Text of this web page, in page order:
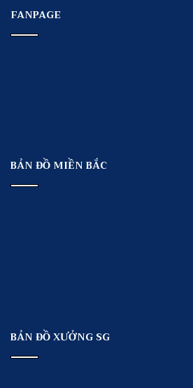
FANPAGE
BẢN ĐỒ MIỀN BẮC
BẢN ĐỒ XƯỞNG SG